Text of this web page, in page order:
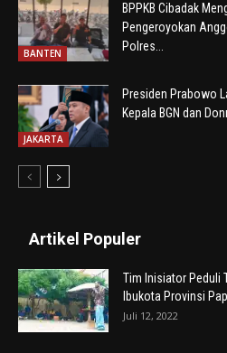
BANTEN
BPPKB Cibadak
Pengeroyokan
Polres...
JAKARTA
Presiden Prabowo
Kepala BGN dan
Artikel Populer
Tim Inisiator Peduli
Ibukota Provinsi
Juli 12, 2022